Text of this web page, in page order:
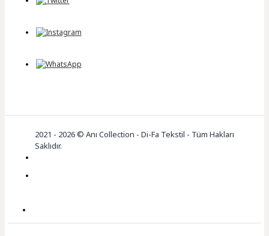
2021 - 2026 © Anı Collection - Di-Fa Tekstil - Tüm Hakları
Saklıdır.